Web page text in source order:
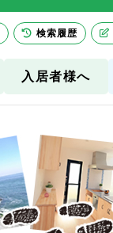
入居者様へ
検索履歴